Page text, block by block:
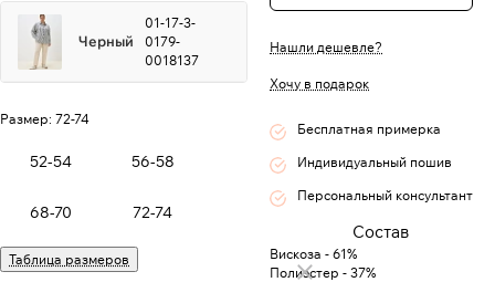
Черный
01-17-3-
0179-
0018137
Размер: 72-74
52-54 56-58
68-70 72-74
Таблица размеров
Нашли дешевле?
Хочу в подарок
Бесплатная примерка
Индивидуальный пошив
Персональный консультант
Состав
Вискоза - 61%
Полиэстер - 37%